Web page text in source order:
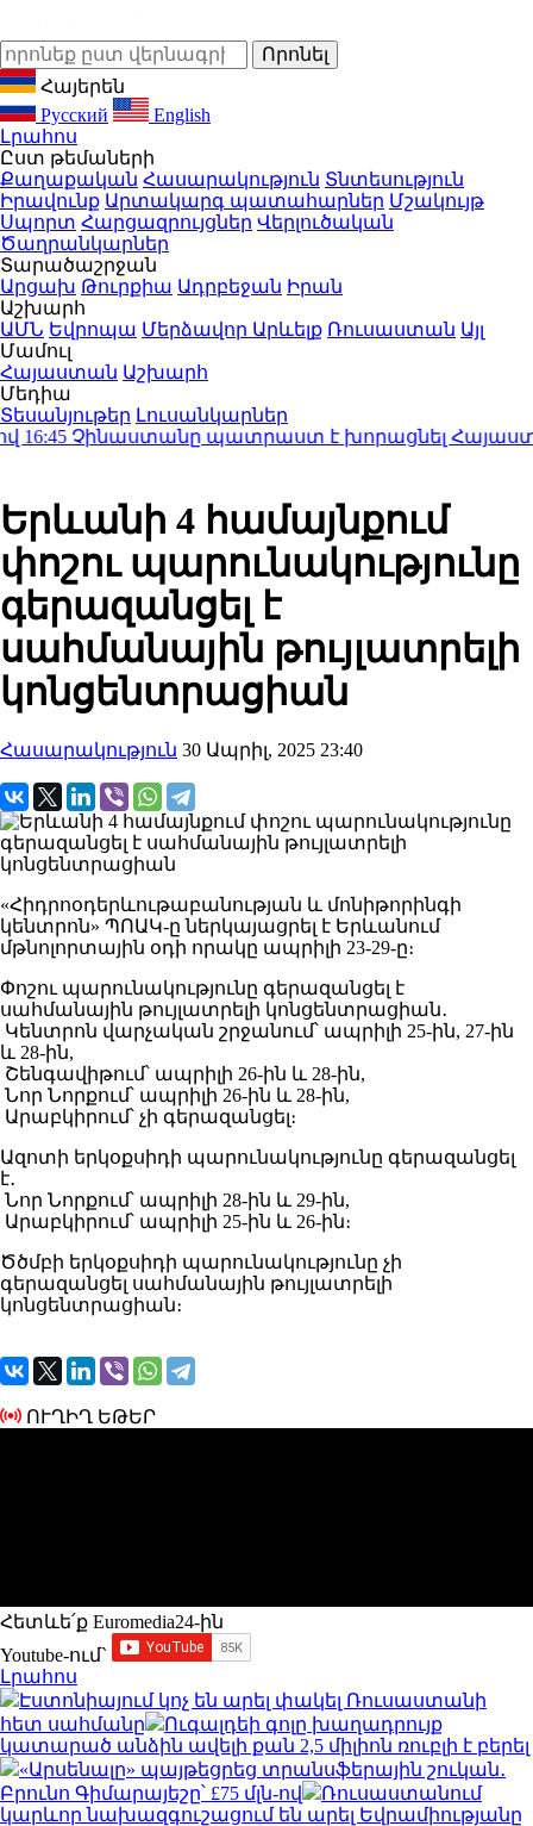
Հայերեն
Русский
English
Լրահոս
Ըստ թեմաների
Քաղաքական Հասարակություն Տնտեսություն
Իրավունք Արտակարգ պատահարներ Մշակույթ
Սպորտ Հարցազրույցներ Վերլուծական
Ծաղրանկարներ
Տարածաշրջան
Արցախ Թուրքիա Ադրբեջան Իրան
Աշխարհ
ԱՄՆ Եվրոպա Մերձավոր Արևելք Ռուսաստան Այլ
Մամուլ
Հայաստան Աշխարհ
Մեդիա
Տեսանյութեր Լուսանկարներ
Չինաստանը պատրաստ է խորացնել Հայաստանի
Երևանի 4 համայնքում
փոշու պարունակությունը
գերազանցել է
սահմանային թույլատրելի
կոնցենտրացիան
Հասարակություն 30 Ապրիլ, 2025 23:40
«Հիդրոօդերևութաբանության և մոնիթորինգի
կենտրոն» ՊՈԱԿ-ը ներկայացրել է Երևանում
մթնոլորտային օդի որակը ապրիլի 23-29-ը։
Փոշու պարունակությունը գերազանցել է
սահմանային թույլատրելի կոնցենտրացիան․
Կենտրոն վարչական շրջանում՝ ապրիլի 25-ին, 27-ին
և 28-ին,
Շենգավիթում՝ ապրիլի 26-ին և 28-ին,
Նոր Նորքում՝ ապրիլի 26-ին և 28-ին,
Արաբկիրում՝ չի գերազանցել։
Ազոտի երկօքսիդի պարունակությունը գերազանցել
է․
Նոր Նորքում՝ ապրիլի 28-ին և 29-ին,
Արաբկիրում՝ ապրիլի 25-ին և 26-ին։
Ծծմբի երկօքսիդի պարունակությունը չի
գերազանցել սահմանային թույլատրելի
կոնցենտրացիան։
ՈՒՂԻՂ ԵԹԵՐ
Հետևե՛ք Euromedia24-ին
Youtube-ում`
Լրահոս
Էստոնիայում կոչ են արել փակել Ռուսաստանի
հետ սահմանը
Ուգալդեի գոլը խաղադրույք
կատարած անձին ավելի քան 2,5 միլիոն ռուբլի է բերել
«Արսենալը» պայթեցրեց տրանսֆերային շուկան․
Բրունո Գիմարայեշը՝ £75 մլն-ով
Ռուսաստանում
կարևոր նախազգուշացում են արել Եվրամիությանը